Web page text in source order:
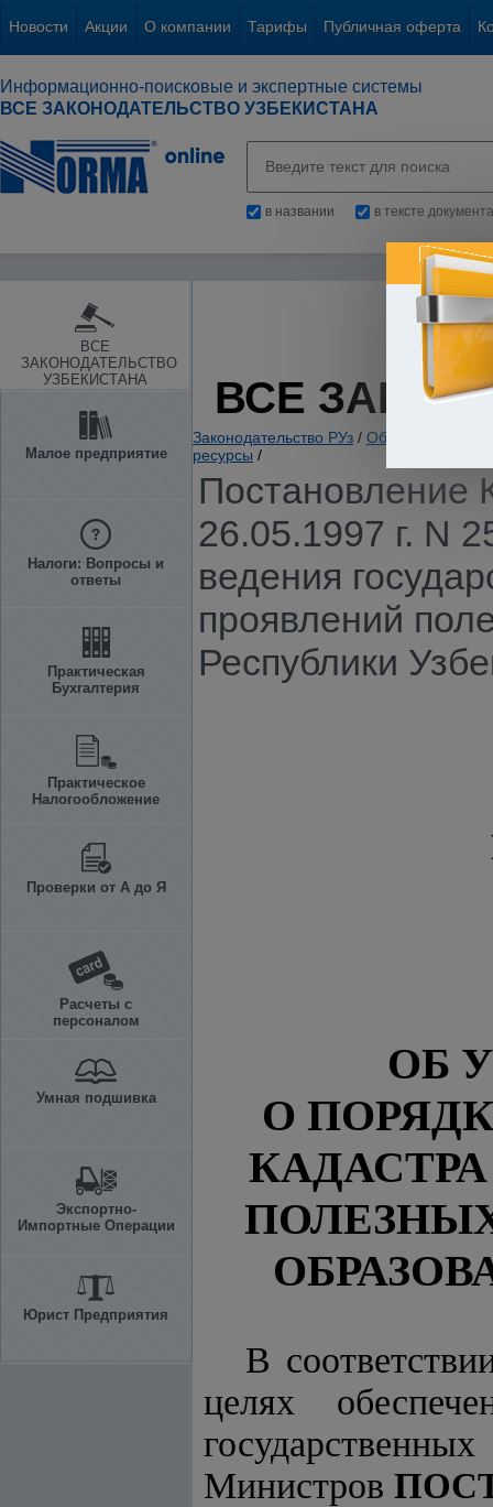
Новости Акции О компании Тарифы Публичная оферта
Информационно-поисковые и экспертные системы
ВСЕ ЗАКОНОДАТЕЛЬСТВО УЗБЕКИСТАНА
в названии в тексте документа
ВСЕ
ЗАКОНОДАТЕЛЬСТВО
УЗБЕКИСТАНА
Малое предприятие
Налоги: Вопросы и
ответы
Практическая
Бухгалтерия
Практическое
Налогообложение
Проверки от А до Я
Расчеты с
персоналом
Умная подшивка
Экспортно-
Импортные Операции
Юрист Предприятия
ВСЕ
Законодательство РУз / Общие вопросы
ресурсы /
Постановление
26.05.1997 г. N
ведения
проявлений
Республики
ОБ
О
В
целях
Министров